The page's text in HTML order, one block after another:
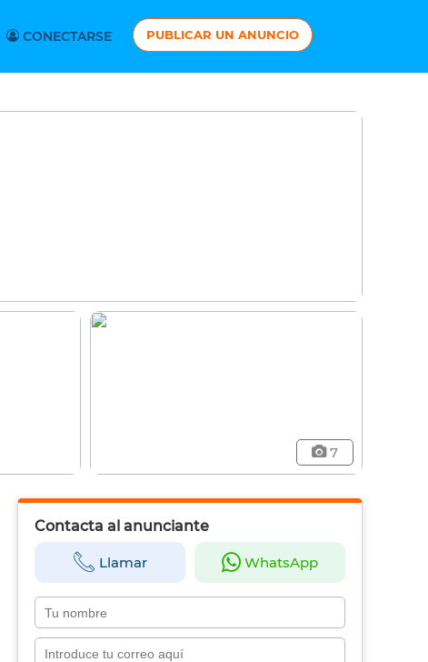
CONECTARSE PUBLICAR UN ANUNCIO
7
Contacta al anunciante
Llamar WhatsApp